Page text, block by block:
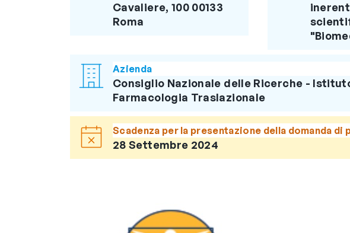
Cavaliere, 100 00133
Roma
Azienda
Consiglio Nazionale delle Ricerche -
Farmacologia Traslazionale
Scadenza per la presentazione della domanda
28 Settembre 2024